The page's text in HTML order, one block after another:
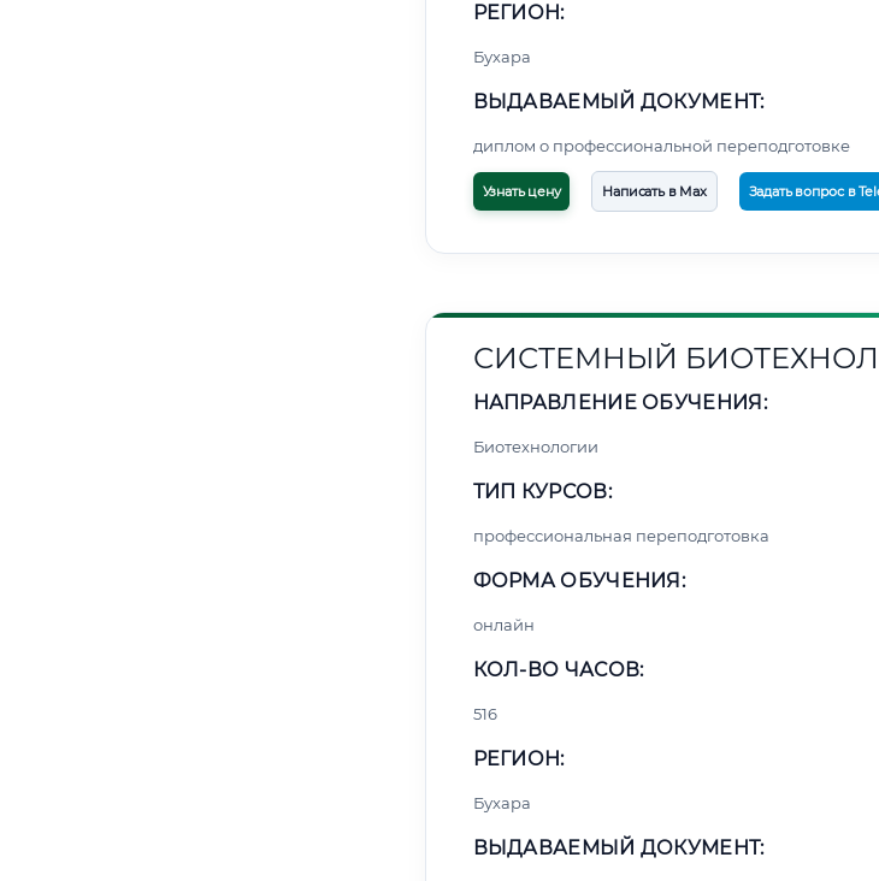
РЕГИОН:
Бухара
ВЫДАВАЕМЫЙ ДОКУМЕНТ:
диплом о профессиональной переподготовке
Узнать цену Написать в Max Задать вопрос в
СИСТЕМНЫЙ
НАПРАВЛЕНИЕ ОБУЧЕНИЯ:
Биотехнологии
ТИП КУРСОВ:
профессиональная переподготовка
ФОРМА ОБУЧЕНИЯ:
онлайн
КОЛ-ВО ЧАСОВ:
516
РЕГИОН:
Бухара
ВЫДАВАЕМЫЙ ДОКУМЕНТ: